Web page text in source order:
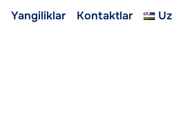
Yangiliklar Kontaktlar Uz